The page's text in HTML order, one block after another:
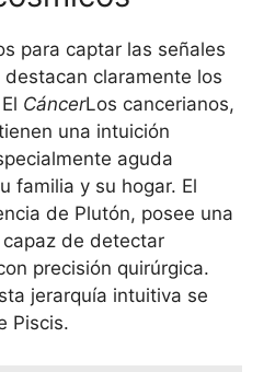
para captar las señales
claramente los
CáncerLos cancerianos,
una intuición
aguda
familia y su hogar. El
de Plutón, posee una
de detectar
precisión quirúrgica.
jerarquía intuitiva se
Piscis.